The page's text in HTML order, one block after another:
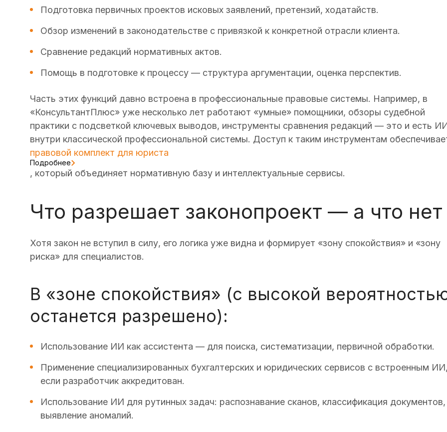
Подготовка первичных проектов исковых заявлений, претензий, ходатайств.
Обзор изменений в законодательстве с привязкой к конкретной отрасли клиента.
Сравнение редакций нормативных актов.
Помощь в подготовке к процессу — структура аргументации, оценка перспектив.
Часть этих функций давно встроена в профессиональные правовые системы. Например, в
«КонсультантПлюс» уже несколько лет работают «умные» помощники, обзоры судебной
практики с подсветкой ключевых выводов, инструменты сравнения редакций — это и есть
внутри классической профессиональной системы. Доступ к таким инструментам
правовой комплект для юриста
Подробнее
, который объединяет нормативную базу и интеллектуальные сервисы.
Что разрешает законопроект — а что нет
Хотя закон не вступил в силу, его логика уже видна и формирует «зону спокойствия» и «зону
риска» для специалистов.
В «зоне спокойствия» (с высокой
останется разрешено):
Использование ИИ как ассистента — для поиска, систематизации, первичной обработки.
Применение специализированных бухгалтерских и юридических сервисов с встроенным
если разработчик аккредитован.
Использование ИИ для рутинных задач: распознавание сканов, классификация документов,
выявление аномалий.